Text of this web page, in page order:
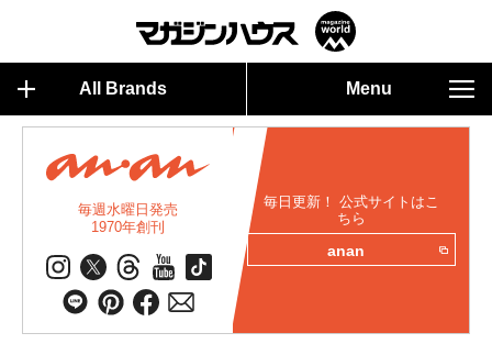
All Brands Menu
毎週水曜日発売
1970年創刊
毎日更新！ 公式サイトはこ
ちら
anan